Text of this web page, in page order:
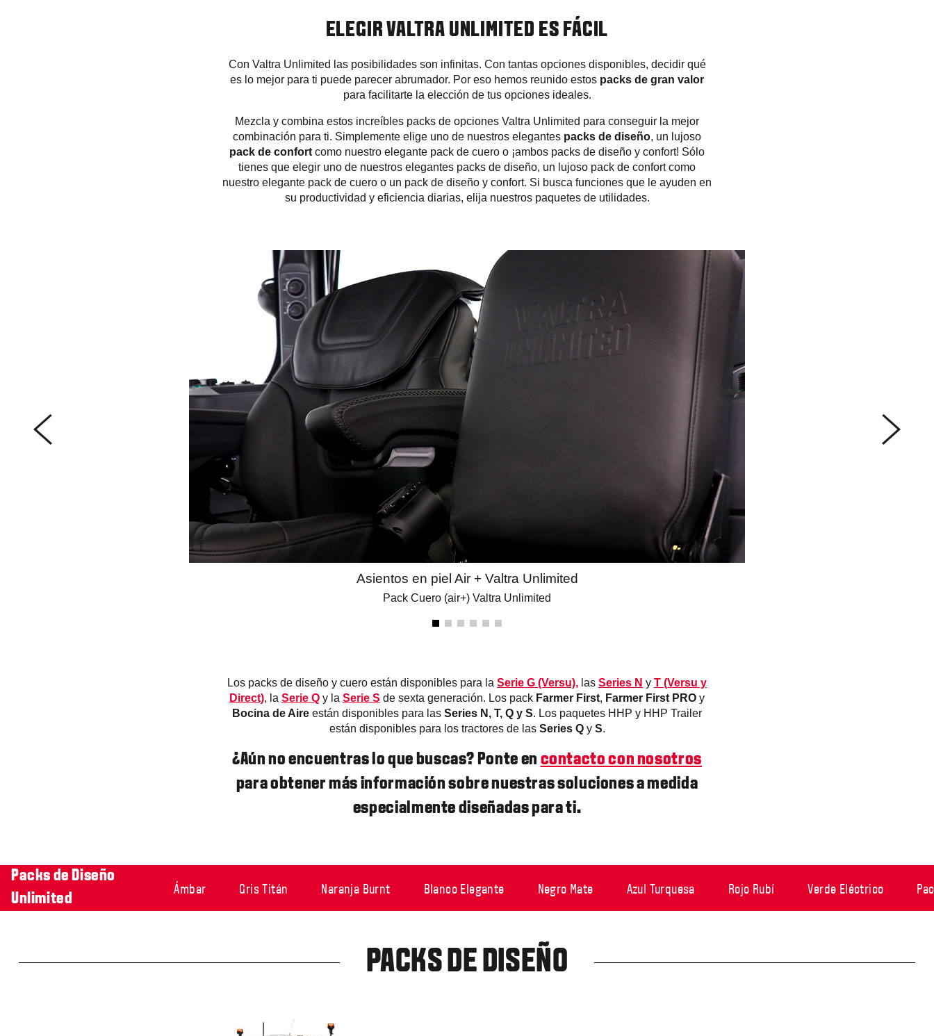
ELEGIR VALTRA UNLIMITED ES FÁCIL
Con Valtra Unlimited las posibilidades son infinitas. Con tantas opciones disponibles, decidir qué
es lo mejor para ti puede parecer abrumador. Por eso hemos reunido estos packs de gran valor
para facilitarte la elección de tus opciones ideales.
Mezcla y combina estos increíbles packs de opciones Valtra Unlimited para conseguir la mejor
combinación para ti. Simplemente elige uno de nuestros elegantes packs de diseño, un lujoso
pack de confort como nuestro elegante pack de cuero o ¡ambos packs de diseño y confort! Sólo
tienes que elegir uno de nuestros elegantes packs de diseño, un lujoso pack de confort como
nuestro elegante pack de cuero o un pack de diseño y confort. Si busca funciones que le ayuden en
su productividad y eficiencia diarias, elija nuestros paquetes de utilidades.
Asientos en piel Air + Valtra Unlimited
Pack Cuero (air+) Valtra Unlimited
Los packs de diseño y cuero están disponibles para la Serie G (Versu), las Series N y T (Versu y
Direct), la Serie Q y la Serie S de sexta generación. Los pack Farmer First, Farmer First PRO y
Bocina de Aire están disponibles para las Series N, T, Q y S. Los paquetes HHP y HHP Trailer
están disponibles para los tractores de lasSeries Qy S.
¿Aún no encuentras lo que buscas? Ponte en contacto con nosotros
para obtener más información sobre nuestras soluciones a medida
especialmente diseñadas para ti.
Packs de Diseño
Unlimited
Ámbar Gris Titán Naranja Burnt Blanco Elegante Negro Mate Azul Turquesa Rojo Rubí Verde Eléctrico
PACKS DE DISEÑO